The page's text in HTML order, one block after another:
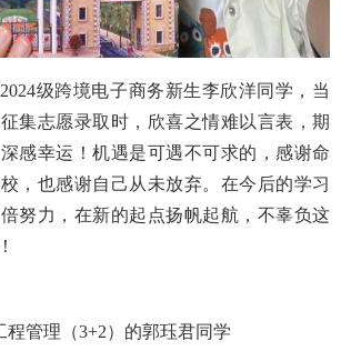
级跨境电子商务新生李欣洋同学，当
集志愿录取时，欣喜之情难以言表，期
感幸运！机遇是可遇不可求的，感谢命
，也感谢自己从未放弃。在今后的学习
努力，在新的起点扬帆起航，不辜负这
程管理（3+2）的郭珏君同学